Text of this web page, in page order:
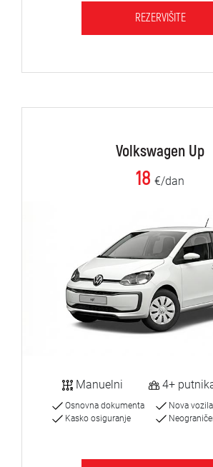
REZERVIŠITE
Volkswagen Up
18 €/dan
Manuelni 4+
Osnovna dokumenta
Kasko osiguranje
Nova vozila